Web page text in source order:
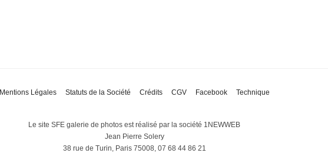
Mentions Légales Statuts de la Société Crédits CGV Facebook Technique
Le site SFE galerie de photos est réalisé par la société 1NEWWEB
Jean Pierre Solery
38 rue de Turin, Paris 75008, 07 68 44 86 21